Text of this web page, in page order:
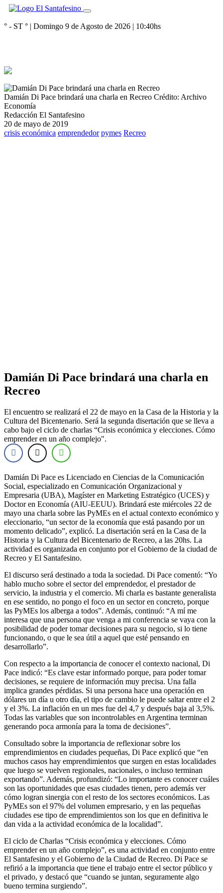
° - ST ° | Domingo 9 de Agosto de 2026 | 10:40hs
Damián Di Pace brindará una charla en Recreo Crédito: Archivo
Economía
Redacción El Santafesino
20 de mayo de 2019
crisis económica emprendedor pymes Recreo
Damián Di Pace brindará una charla en
Recreo
El encuentro se realizará el 22 de mayo en la Casa de la Historia y la
Cultura del Bicentenario. Será la segunda disertación que se lleva a
cabo bajo el ciclo de charlas “Crisis económica y elecciones. Cómo
emprender en un año complejo".
Damián Di Pace es Licenciado en Ciencias de la Comunicación
Social, especializado en Comunicación Organizacional y
Empresaria (UBA), Magíster en Marketing Estratégico (UCES) y
Doctor en Economía (AIU-EEUU). Brindará este miércoles 22 de
mayo una charla sobre las PyMEs en el actual contexto económico y
eleccionario, “un sector de la economía que está pasando por un
momento delicado”, explicó. La disertación será en la Casa de la
Historia y la Cultura del Bicentenario de Recreo, a las 20hs. La
actividad es organizada en conjunto por el Gobierno de la ciudad de
Recreo y El Santafesino.
El discurso será destinado a toda la sociedad. Di Pace comentó: “Yo
hablo mucho sobre el sector del emprendedor, el prestador de
servicio, la industria y el comercio. Mi charla es bastante generalista
en ese sentido, no pongo el foco en un sector en concreto, porque
las PyMEs los alberga a todos”. Además, continuó: “A mí me
interesa que una persona que venga a mi conferencia se vaya con la
posibilidad de poder tomar decisiones para su negocio, si lo tiene
funcionando, o que le sea útil a aquel que esté pensando en
desarrollarlo”.
Con respecto a la importancia de conocer el contexto nacional, Di
Pace indicó: “Es clave estar informado porque, para poder tomar
decisiones, se requiere de información muy precisa. Una falla
implica grandes pérdidas. Si una persona hace una operación en
dólares un día u otro día, el tipo de cambio le puede saltar entre el 2
y el 3%. La inflación en un mes fue del 4,7 y después baja al 3,5%.
Todas las variables que son incontrolables en Argentina terminan
generando poca armonía para la toma de decisiones”.
Consultado sobre la importancia de reflexionar sobre los
emprendimientos en ciudades pequeñas, Di Pace explicó que “en
muchos casos hay emprendimientos que surgen en estas localidades
que luego se vuelven regionales, nacionales, o incluso terminan
exportando”. Además, profundizó: “Lo importante es conocer cuáles
son las oportunidades que esas ciudades tienen, pero además ver
cómo logran sinergia con el resto de los sectores económicos. Las
PyMEs son el 97% del volumen empresario, y en las pequeñas
ciudades ese tipo de emprendimientos son los que en definitiva le
dan vida a la actividad económica de la localidad”.
El ciclo de Charlas “Crisis económica y elecciones. Cómo
emprender en un año complejo”, es una actividad en conjunto entre
El Santafesino y el Gobierno de la Ciudad de Recreo. Di Pace se
refirió a la importancia que tiene el trabajo entre el sector público y
el privado, y destacó que “cuando se juntan, seguramente algo
bueno termina surgiendo”.